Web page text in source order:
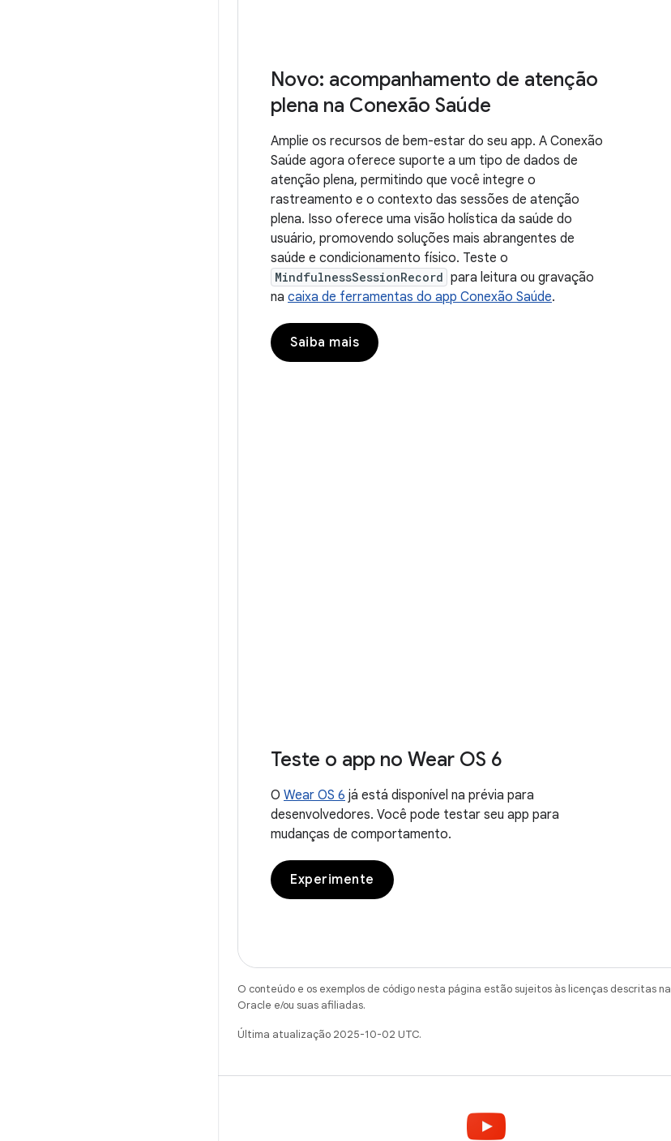
Novo: acompanhamento de atenção
plena na Conexão Saúde
Amplie os recursos de bem-estar do seu app. A Conexão
Saúde agora oferece suporte a um tipo de dados de
atenção plena, permitindo que você integre o
rastreamento e o contexto das sessões de atenção
plena. Isso oferece uma visão holística da saúde do
usuário, promovendo soluções mais abrangentes de
saúde e condicionamento físico. Teste o
MindfulnessSessionRecord para leitura ou gravação
na caixa de ferramentas do app Conexão Saúde.
Saiba mais
Teste o app no Wear OS 6
O Wear OS 6 já está disponível na prévia para
desenvolvedores. Você pode testar seu app para
mudanças de comportamento.
Experimente
O conteúdo e os exemplos de código nesta página estão sujeitos às licenças descritas na
Oracle e/ou suas afiliadas.
Última atualização 2025-10-02 UTC.